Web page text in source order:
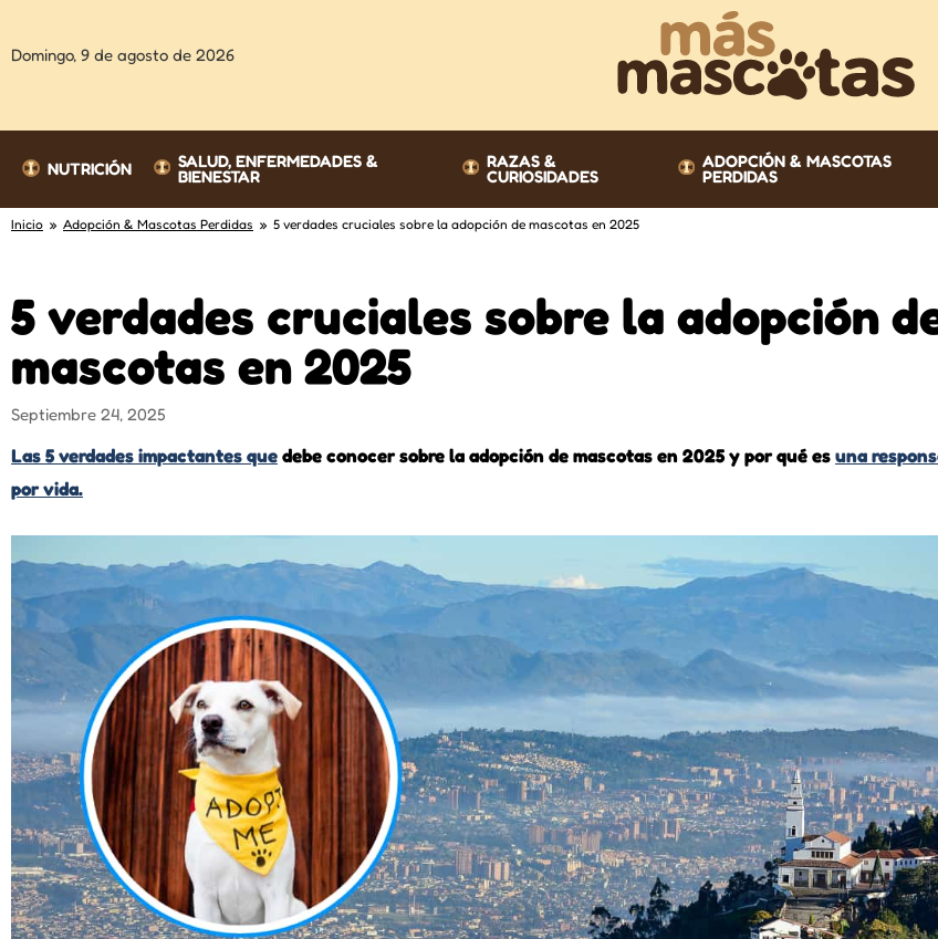
Domingo, 9 de agosto de 2026
NUTRICIÓN SALUD, ENFERMEDADES &
BIENESTAR
RAZAS &
CURIOSIDADES
ADOPCIÓN & MASCOTAS
PERDIDAS
Inicio » Adopción & Mascotas Perdidas » 5 verdades cruciales sobre la adopción de mascotas en 2025
5 verdades cruciales sobre la adopción
mascotas en 2025
Septiembre 24, 2025
Las 5 verdades impactantes quedebe conocer sobre la adopción de mascotas en 2025 y por qué esuna
por vida.